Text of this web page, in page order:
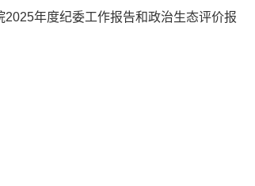
年度纪委工作报告和政治生态评价报